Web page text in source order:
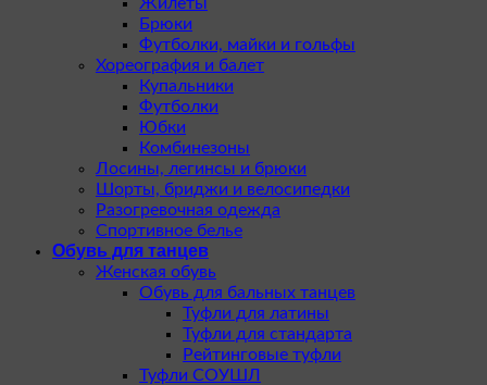
Брюки
Футболки, майки и гольфы
Хореография и балет
Купальники
Футболки
Юбки
Комбинезоны
Лосины, легинсы и брюки
Шорты, бриджи и велосипедки
Разогревочная одежда
Спортивное белье
Обувь для танцев
Женская обувь
Обувь для бальных танцев
Туфли для латины
Туфли для стандарта
Рейтинговые туфли
Туфли СОУШЛ